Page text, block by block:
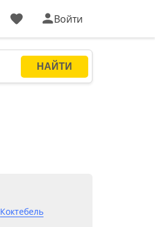
Войти
Коктебель